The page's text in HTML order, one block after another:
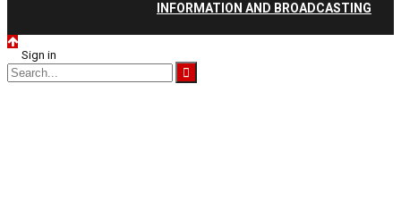
INFORMATION AND BROADCASTING
Sign in